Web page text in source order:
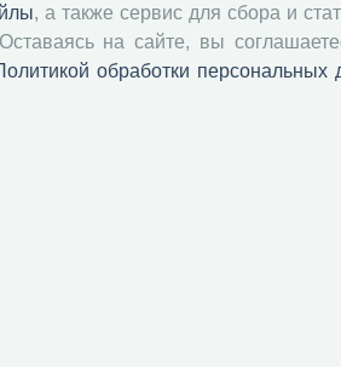
, а также сервис для сбора и
на сайте, вы
обработки персональных